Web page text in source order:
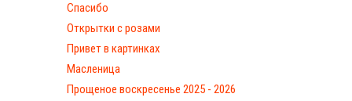
Спасибо
Открытки с розами
Привет в картинках
Масленица
Прощеное воскресенье 2025 - 2026